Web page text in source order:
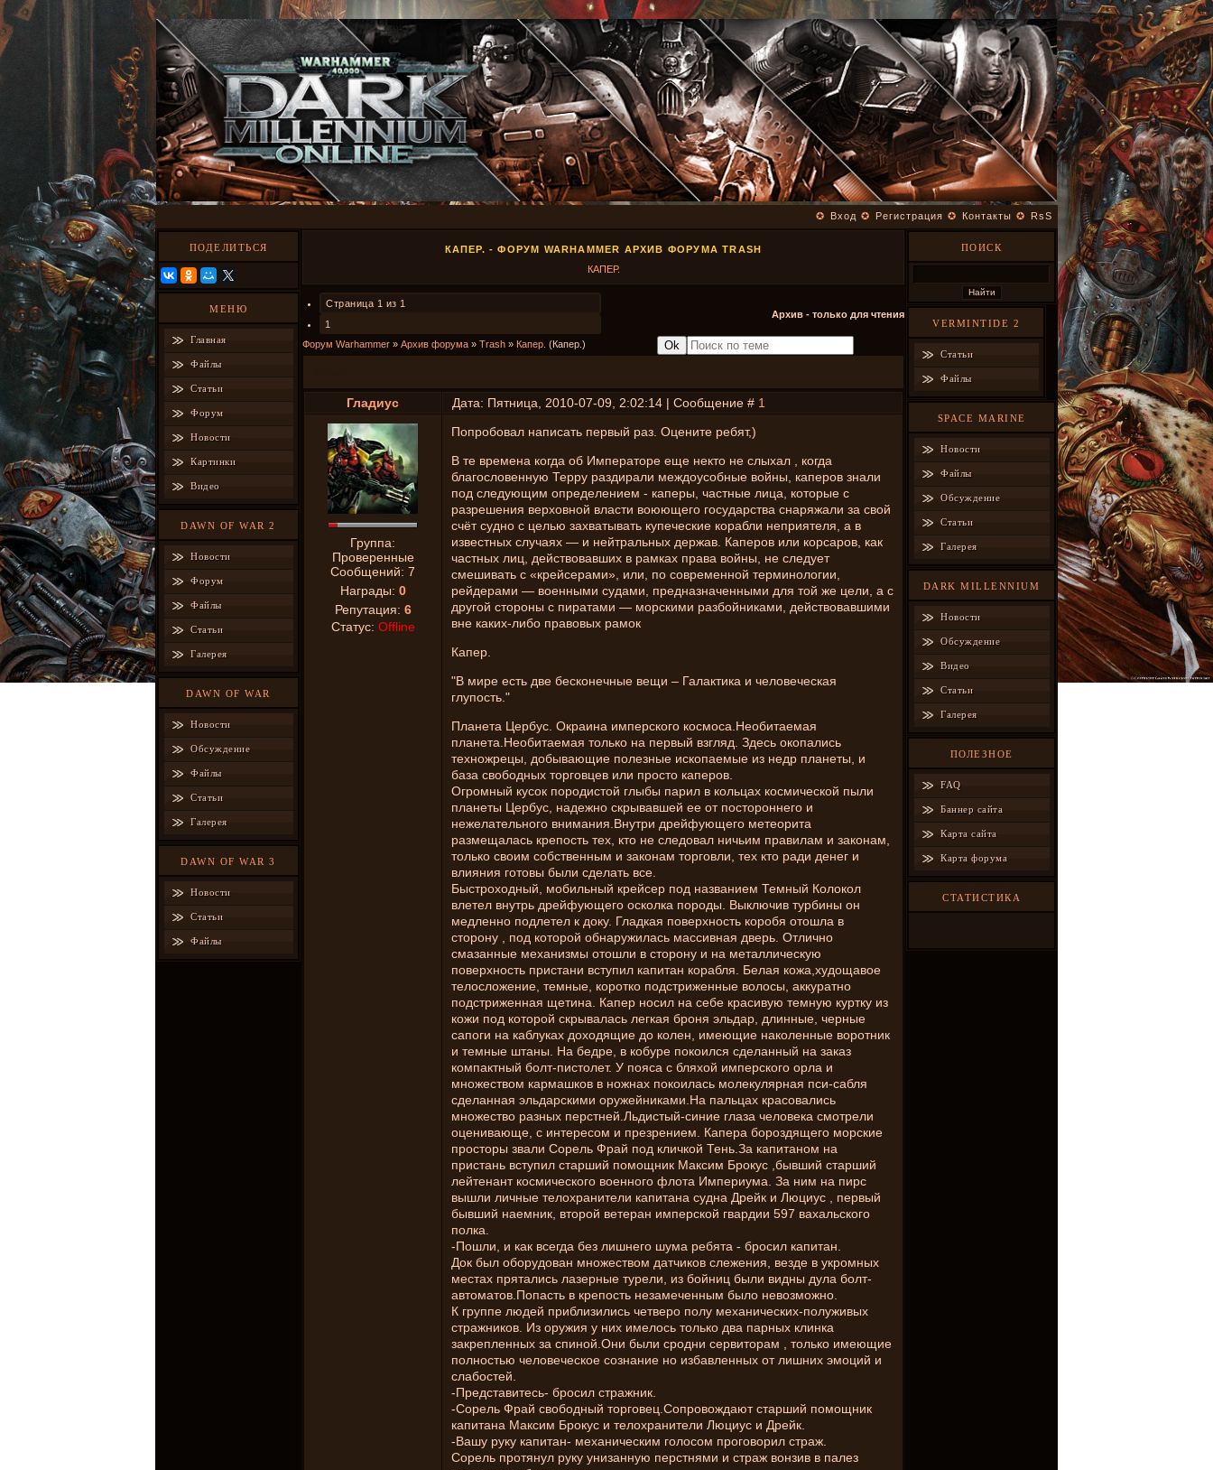
✪ Вход ✪ Регистрация ✪ Контакты ✪ RsS
ПОДЕЛИТЬСЯ
МЕНЮ
Главная
Файлы
Статьи
Форум
Новости
Картинки
Видео
DAWN OF WAR 2
Новости
Форум
Файлы
Статьи
Галерея
DAWN OF WAR
Новости
Обсуждение
Файлы
Статьи
Галерея
DAWN OF WAR 3
Новости
Статьи
Файлы
КАПЕР. - ФОРУМ WARHAMMER АРХИВ ФОРУМА TRASH
КАПЕР.
Страница 1 из 1
1
Архив - только для чтения
Форум Warhammer » Архив форума » Trash » Капер. (Капер.)
Гладиус Дата: Пятница, 2010-07-09, 2:02:14 | Сообщение # 1
Группа:
Проверенные
Сообщений: 7
Награды: 0
Репутация: 6
Статус: Offline
Попробовал написать первый раз. Оцените ребят,)
В те времена когда об Императоре еще некто не слыхал , когда
благословенную Терру раздирали междоусобные войны, каперов знали
под следующим определением - каперы, частные лица, которые с
разрешения верховной власти воюющего государства снаряжали за свой
счёт судно с целью захватывать купеческие корабли неприятеля, а в
известных случаях — и нейтральных держав. Каперов или корсаров, как
частных лиц, действовавших в рамках права войны, не следует
смешивать с «крейсерами», или, по современной терминологии,
рейдерами — военными судами, предназначенными для той же цели, а с
другой стороны с пиратами — морскими разбойниками, действовавшими
вне каких-либо правовых рамок
Капер.
"В мире есть две бесконечные вещи – Галактика и человеческая
глупость."
Планета Цербус. Окраина имперского космоса.Необитаемая
планета.Необитаемая только на первый взгляд. Здесь окопались
техножрецы, добывающие полезные ископаемые из недр планеты, и
база свободных торговцев или просто каперов.
Огромный кусок породистой глыбы парил в кольцах космической пыли
планеты Цербус, надежно скрывавшей ее от постороннего и
нежелательного внимания.Внутри дрейфующего метеорита
размещалась крепость тех, кто не следовал ничьим правилам и законам,
только своим собственным и законам торговли, тех кто ради денег и
влияния готовы были сделать все.
Быстроходный, мобильный крейсер под названием Темный Колокол
влетел внутрь дрейфующего осколка породы. Выключив турбины он
медленно подлетел к доку. Гладкая поверхность коробя отошла в
сторону , под которой обнаружилась массивная дверь. Отлично
смазанные механизмы отошли в сторону и на металлическую
поверхность пристани вступил капитан корабля. Белая кожа,худощавое
телосложение, темные, коротко подстриженные волосы, аккуратно
подстриженная щетина. Капер носил на себе красивую темную куртку из
кожи под которой скрывалась легкая броня эльдар, длинные, черные
сапоги на каблуках доходящие до колен, имеющие наколенные воротник
и темные штаны. На бедре, в кобуре покоился сделанный на заказ
компактный болт-пистолет. У пояса с бляхой имперского орла и
множеством кармашков в ножнах покоилась молекулярная пси-сабля
сделанная эльдарскими оружейниками.На пальцах красовались
множество разных перстней.Льдистый-синие глаза человека смотрели
оценивающе, с интересом и презрением. Капера бороздящего морские
просторы звали Сорель Фрай под кличкой Тень.За капитаном на
пристань вступил старший помощник Максим Брокус ,бывший старший
лейтенант космического военного флота Империума. За ним на пирс
вышли личные телохранители капитана судна Дрейк и Люциус , первый
бывший наемник, второй ветеран имперской гвардии 597 вахальского
полка.
-Пошли, и как всегда без лишнего шума ребята - бросил капитан.
Док был оборудован множеством датчиков слежения, везде в укромных
местах прятались лазерные турели, из бойниц были видны дула болт-
автоматов.Попасть в крепость незамеченным было невозможно.
К группе людей приблизились четверо полу механических-полуживых
стражников. Из оружия у них имелось только два парных клинка
закрепленных за спиной.Они были сродни сервиторам , только имеющие
полностью человеческое сознание но избавленных от лишних эмоций и
слабостей.
-Представитесь- бросил стражник.
-Сорель Фрай свободный торговец.Сопровождают старший помощник
капитана Максим Брокус и телохранители Люциус и Дрейк.
-Вашу руку капитан- механическим голосом проговорил страж.
Сорель протянул руку унизанную перстнями и страж вонзив в палез
ПОИСК
VERMINTIDE 2
Статьи
Файлы
SPACE MARINE
Новости
Файлы
Обсуждение
Статьи
Галерея
DARK MILLENNIUM
Новости
Обсуждение
Видео
Статьи
Галерея
ПОЛЕЗНОЕ
FAQ
Баннер сайта
Карта сайта
Карта форума
СТАТИСТИКА